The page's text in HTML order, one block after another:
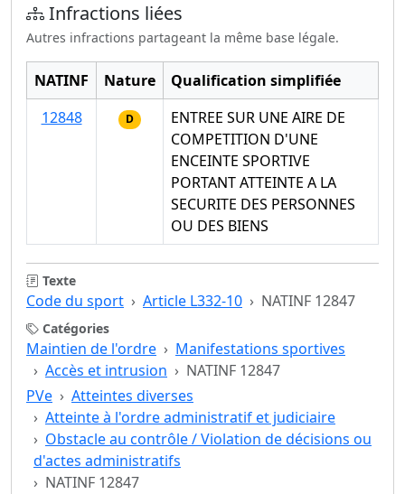
Infractions liées
Autres infractions partageant la même base légale.
NATINF Nature
Qualification simplifiée
12848
D
ENTREE SUR UNE AIRE DE
COMPETITION D'UNE
ENCEINTE SPORTIVE
PORTANT ATTEINTE A LA
SECURITE DES PERSONNES
OU DES BIENS
Texte
Code du sport Article L332-10 NATINF 12847
Catégories
Maintien de l'ordre
Manifestations sportives
Accès et intrusion
NATINF 12847
PVe
Atteintes diverses
Atteinte à l'ordre administratif et judiciaire
Obstacle au contrôle / Violation de décisions ou
d'actes administratifs
NATINF 12847